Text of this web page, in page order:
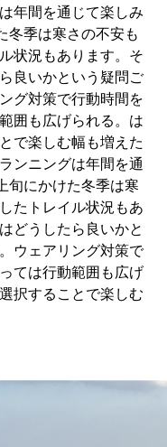
年間を通じて楽しみ
冬季は寒さの不安も
状況もあります。そ
良いかという疑問ご
グ対策で行動時間を
囲も広げられる。は
で楽しむ幅も増えた
ンニングは年間を通
旬にかけた冬季は寒
たトレイル状況もあ
どうしたら良いかと
ウェアリング対策で
ては行動範囲も広げ
択することで楽しむ